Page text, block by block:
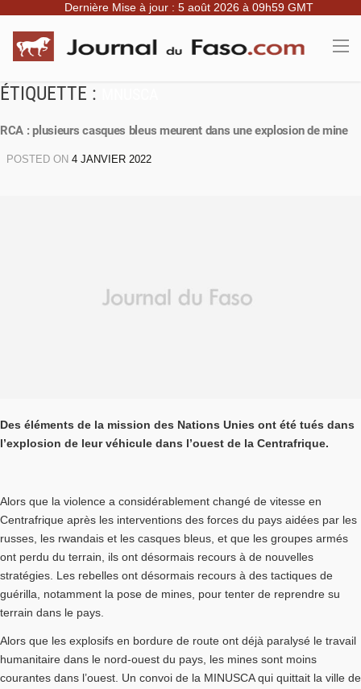
Dernière Mise à jour : 5 août 2026 à 09h59 GMT
ÉTIQUETTE :
RCA : plusieurs casques bleus meurent dans une explosion de mine
POSTED ON 4 JANVIER 2022
Des éléments de la mission des Nations Unies ont été tués dans
l’explosion de leur véhicule dans l’ouest de la Centrafrique.
Alors que la violence a considérablement changé de vitesse en
Centrafrique après les interventions des forces du pays aidées par les
russes, les rwandais et les casques bleus, et que les groupes armés
ont perdu du terrain, ils ont désormais recours à de nouvelles
stratégies. Les rebelles ont désormais recours à des tactiques de
guérilla, notamment la pose de mines, pour tenter de reprendre su
terrain dans le pays.
Alors que les explosifs en bordure de route ont déjà paralysé le travail
humanitaire dans le nord-ouest du pays, les mines sont moins
courantes dans l’ouest. Un convoi de la MINUSCA qui quittait la ville de